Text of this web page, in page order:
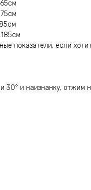
показатели, если
30° и наизнанку, отжим